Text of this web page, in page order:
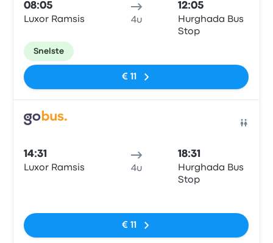
08:05
Luxor Ramsis 4u
12:05
Hurghada Bus
Stop
Snelste
€ 11
14:31
Luxor Ramsis 4u
18:31
Hurghada Bus
Stop
€ 11